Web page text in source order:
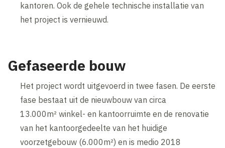
kantoren. Ook de gehele technische installatie van
het project is vernieuwd.
Gefaseerde bouw
Het project wordt uitgevoerd in twee fasen. De eerste
fase bestaat uit de nieuwbouw van circa
13.000m² winkel- en kantoorruimte en de renovatie
van het kantoorgedeelte van het huidige
voorzetgebouw (6.000m²) en is medio 2018